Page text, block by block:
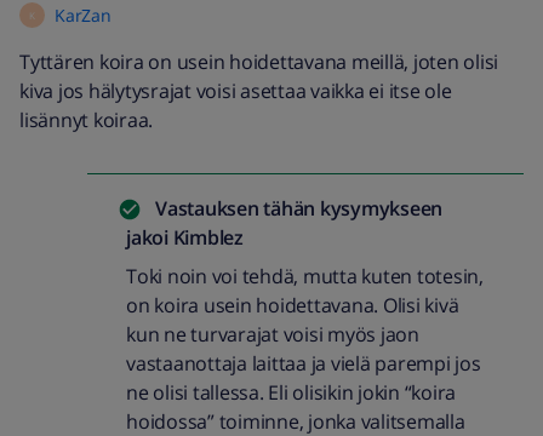
K KarZan
Tyttären koira on usein hoidettavana meillä, joten olisi
kiva jos hälytysrajat voisi asettaa vaikka ei itse ole
lisännyt koiraa.
Vastauksen tähän kysymykseen
jakoi Kimblez
Toki noin voi tehdä, mutta kuten totesin,
on koira usein hoidettavana. Olisi kivä
kun ne turvarajat voisi myös jaon
vastaanottaja laittaa ja vielä parempi jos
ne olisi tallessa. Eli olisikin jokin “koira
hoidossa” toiminne, jonka valitsemalla